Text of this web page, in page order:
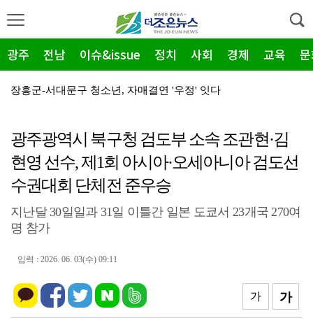
광주 전남 이슈&issue 정치 사회 경제 교육
장흥군-서대문구 청소년, 자매결연 '우정' 잇다
장흥군, 폭염·가뭄 '긴급 대책회의' 개최... "피해…
광주지방보훈청, 백범 김구 150주년: 청렴·적극행정 …
전남광주특별시, 해남 '400MW 태양광' 착공…SK하…
농어촌공사 전남본부, 2026년 전남광주 통합특별시 워…
영암 가뭄 '비상'… 서삼석 농해수위원장, 현장 점검
광주광역시 북구청 검도부 소속 조관현·김
현영 선수, 제1회 아시아·오세아니아 검도선
수권대회 단체전 준우승
지난달 30일일과 31일 이틀간 일본 도쿄서 23개국 270여
명 참가
입력 : 2026. 06. 03(수) 09:11
가
가